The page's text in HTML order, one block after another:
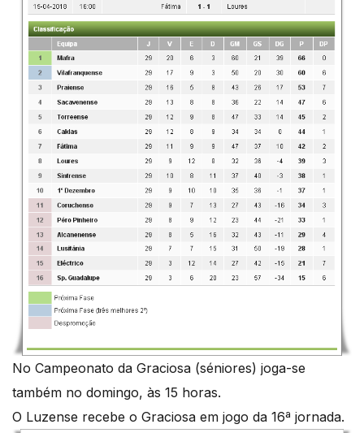
No Campeonato da Graciosa (séniores) joga-se
também no domingo, às 15 horas.
O Luzense recebe o Graciosa em jogo da 16ª jornada.